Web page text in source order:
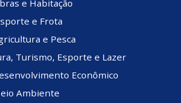
e Habitação
e Frota
e Pesca
Turismo, Esporte e Lazer
Econômico
Ambiente